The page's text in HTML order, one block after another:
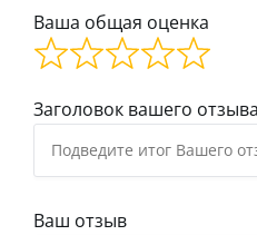
Ваша общая оценка
Заголовок вашего отзыва
Ваш отзыв